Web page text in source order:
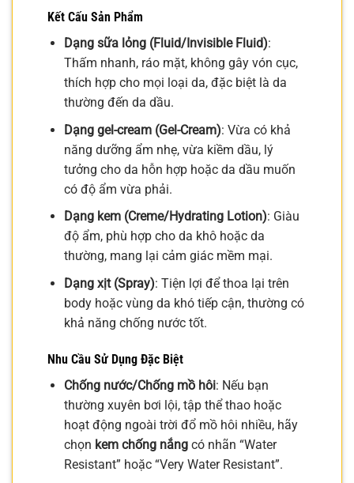
Kết Cấu Sản Phẩm
Dạng sữa lỏng (Fluid/Invisible Fluid):
Thấm nhanh, ráo mặt, không gây vón cục,
thích hợp cho mọi loại da, đặc biệt là da
thường đến da dầu.
Dạng gel-cream (Gel-Cream): Vừa có khả
năng dưỡng ẩm nhẹ, vừa kiềm dầu, lý
tưởng cho da hỗn hợp hoặc da dầu muốn
có độ ẩm vừa phải.
Dạng kem (Creme/Hydrating Lotion): Giàu
độ ẩm, phù hợp cho da khô hoặc da
thường, mang lại cảm giác mềm mại.
Dạng xịt (Spray): Tiện lợi để thoa lại trên
body hoặc vùng da khó tiếp cận, thường có
khả năng chống nước tốt.
Nhu Cầu Sử Dụng Đặc Biệt
Chống nước/Chống mồ hôi: Nếu bạn
thường xuyên bơi lội, tập thể thao hoặc
hoạt động ngoài trời đổ mồ hôi nhiều, hãy
chọn kem chống nắngcó nhãn “Water
Resistant” hoặc “Very Water Resistant”.